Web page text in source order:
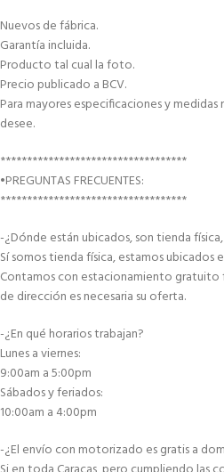
Nuevos de fábrica.
Garantía incluida.
Producto tal cual la foto.
Precio publicado a BCV.
Para mayores especificaciones y
desee.
***********************************
•PREGUNTAS FRECUENTES:
***********************************
-¿Dónde están ubicados, son tienda
Sí somos tienda física, estamos ubicados
Contamos con estacionamiento gratuito
de dirección es necesaria su oferta.
-¿En qué horarios trabajan?
Lunes a viernes:
9:00am a 5:00pm
Sábados y feriados:
10:00am a 4:00pm
-¿El envío con motorizado es gratis a